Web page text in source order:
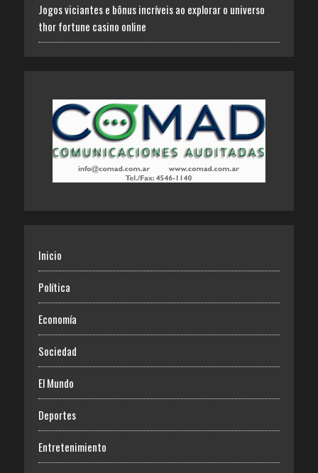
Jogos viciantes e bônus incríveis ao explorar o universo
thor fortune casino online
Inicio
Política
Economía
Sociedad
El Mundo
Deportes
Entretenimiento